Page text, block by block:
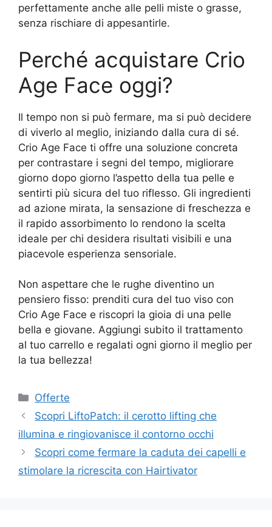
perfettamente anche alle pelli miste o grasse,
senza rischiare di appesantirle.
Perché acquistare Crio
Age Face oggi?
Il tempo non si può fermare, ma si può decidere
di viverlo al meglio, iniziando dalla cura di sé.
Crio Age Face ti offre una soluzione concreta
per contrastare i segni del tempo, migliorare
giorno dopo giorno l’aspetto della tua pelle e
sentirti più sicura del tuo riflesso. Gli ingredienti
ad azione mirata, la sensazione di freschezza e
il rapido assorbimento lo rendono la scelta
ideale per chi desidera risultati visibili e una
piacevole esperienza sensoriale.
Non aspettare che le rughe diventino un
pensiero fisso: prenditi cura del tuo viso con
Crio Age Face e riscopri la gioia di una pelle
bella e giovane. Aggiungi subito il trattamento
al tuo carrello e regalati ogni giorno il meglio per
la tua bellezza!
Categorie
Offerte
Scopri LiftoPatch: il cerotto lifting che
illumina e ringiovanisce il contorno occhi
Scopri come fermare la caduta dei capelli e
stimolare la ricrescita con Hairtivator